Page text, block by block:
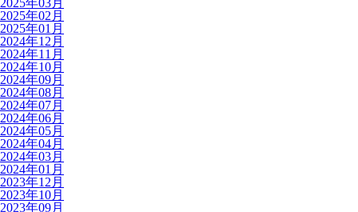
2025年03月
2025年02月
2025年01月
2024年12月
2024年11月
2024年10月
2024年09月
2024年08月
2024年07月
2024年06月
2024年05月
2024年04月
2024年03月
2024年01月
2023年12月
2023年10月
2023年09月